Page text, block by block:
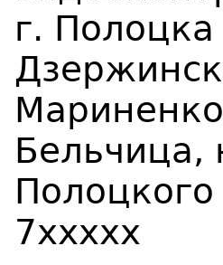
г.
Бельчица,
7ххххх